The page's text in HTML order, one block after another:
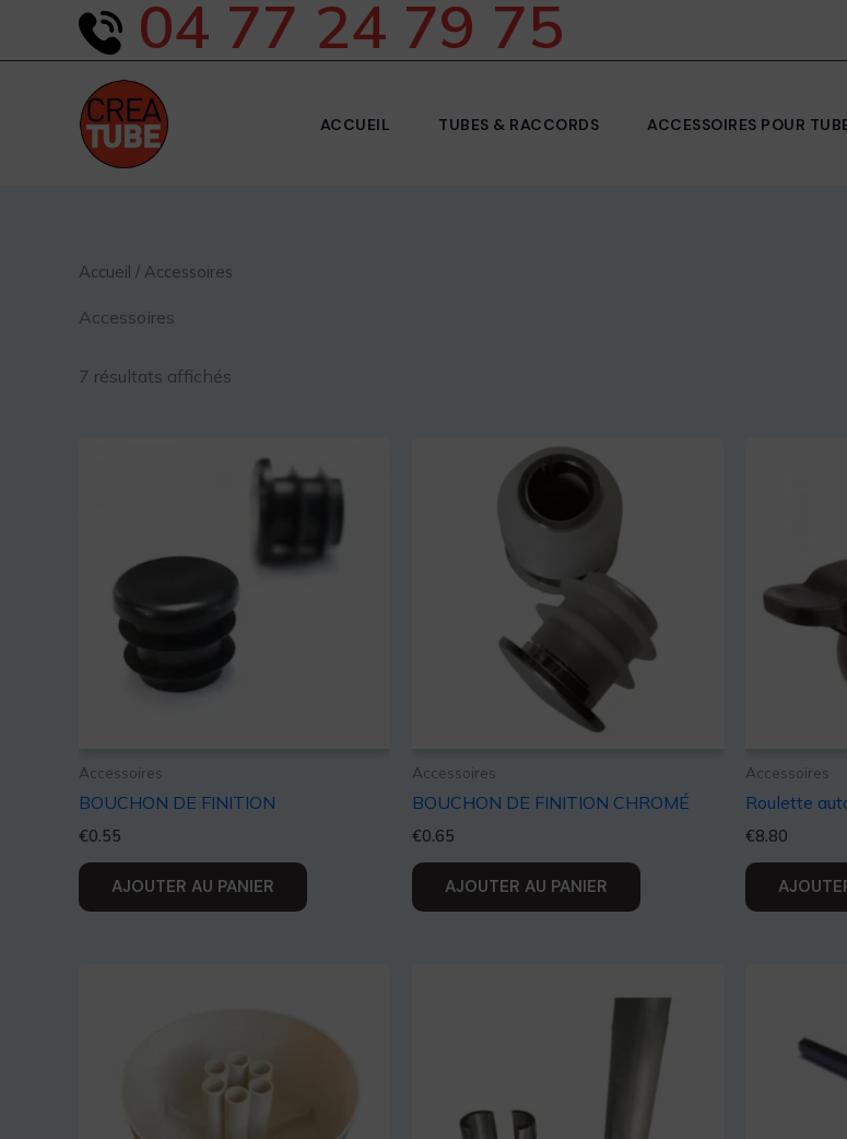
04 77 24 79 75
ACCUEIL TUBES & RACCORDS ACCESSOIRES POUR
Accueil / Accessoires
Accessoires
7 résultats affichés
Accessoires
BOUCHON DE FINITION
€0.55
AJOUTER AU PANIER
Accessoires
BOUCHON DE FINITION CHROMÉ
€0.65
AJOUTER AU PANIER
Accessoires
Roulette
€8.80